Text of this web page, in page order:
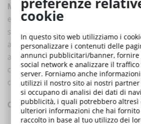
Mega Italia Mediapropone una
eLearning sulla sostenibilità pensati
strumenti pratici e conoscenze
aiutano le organizzazioni a
applicare i principi della
creazione di un ambiente di lavoro
consapevole.
CORSI A TEMA SOSTENIBILITÀ
cookie
In questo sito web utilizziamo i
personalizzare i contenuti delle
annunci pubblicitari/banner,
social network e analizzare il
server. Forniamo anche
utilizzi il nostro sito ai nostri
si occupano di analisi dei dati di
pubblicità, i quali potrebbero altresì
ulteriori informazioni che hai
raccolto in base al tuo utilizzo dei